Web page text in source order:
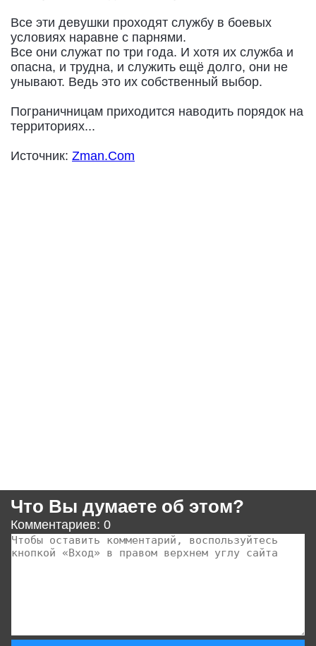
Все эти девушки проходят службу в боевых
условиях наравне с парнями.
Все они служат по три года. И хотя их служба и
опасна, и трудна, и служить ещё долго, они не
унывают. Ведь это их собственный выбор.
Пограничницам приходится наводить порядок на
территориях...
Источник: Zman.Com
Что Вы думаете об этом?
Комментариев: 0